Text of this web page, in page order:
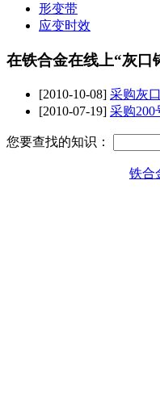
形变带
应变时效
在铁合金在线上“灰口
[2010-10-08] 采购灰
[2010-07-19] 采购200
您要查找的知识：
铁合